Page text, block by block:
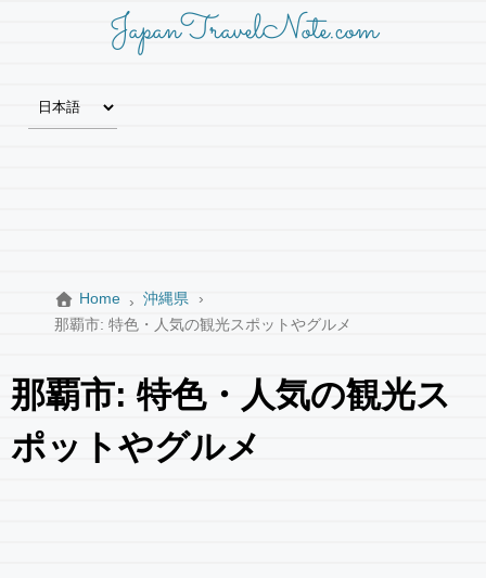
JapanTravelNote.com
Home
沖縄県
那覇市: 特色・人気の観光スポットやグルメ
那覇市: 特色・人気の観光ス
ポットやグルメ